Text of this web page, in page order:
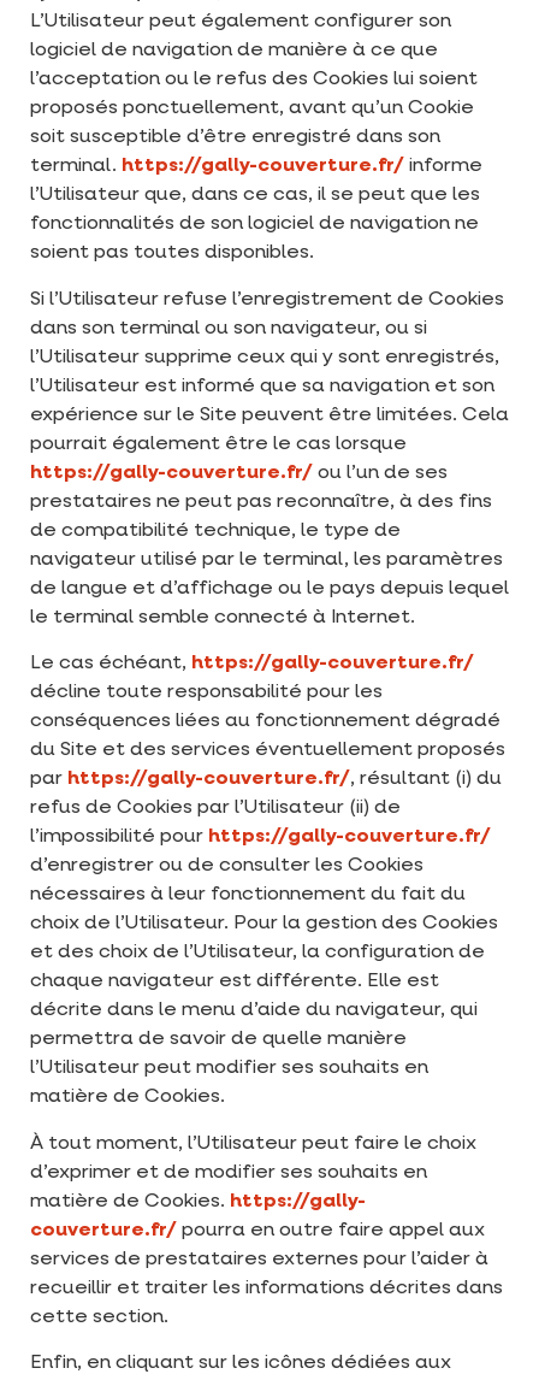
L’Utilisateur peut également configurer son
logiciel de navigation de manière à ce que
l’acceptation ou le refus des Cookies lui soient
proposés ponctuellement, avant qu’un Cookie
soit susceptible d’être enregistré dans son
terminal. https://gally-couverture.fr/ informe
l’Utilisateur que, dans ce cas, il se peut que les
fonctionnalités de son logiciel de navigation ne
soient pas toutes disponibles.
Si l’Utilisateur refuse l’enregistrement de Cookies
dans son terminal ou son navigateur, ou si
l’Utilisateur supprime ceux qui y sont enregistrés,
l’Utilisateur est informé que sa navigation et son
expérience sur le Site peuvent être limitées. Cela
pourrait également être le cas lorsque
https://gally-couverture.fr/ ou l’un de ses
prestataires ne peut pas reconnaître, à des fins
de compatibilité technique, le type de
navigateur utilisé par le terminal, les paramètres
de langue et d’affichage ou le pays depuis lequel
le terminal semble connecté à Internet.
Le cas échéant, https://gally-couverture.fr/
décline toute responsabilité pour les
conséquences liées au fonctionnement dégradé
du Site et des services éventuellement proposés
par https://gally-couverture.fr/, résultant (i) du
refus de Cookies par l’Utilisateur (ii) de
l’impossibilité pour https://gally-couverture.fr/
d’enregistrer ou de consulter les Cookies
nécessaires à leur fonctionnement du fait du
choix de l’Utilisateur. Pour la gestion des Cookies
et des choix de l’Utilisateur, la configuration de
chaque navigateur est différente. Elle est
décrite dans le menu d’aide du navigateur, qui
permettra de savoir de quelle manière
l’Utilisateur peut modifier ses souhaits en
matière de Cookies.
À tout moment, l’Utilisateur peut faire le choix
d’exprimer et de modifier ses souhaits en
matière de Cookies. https://gally-
couverture.fr/ pourra en outre faire appel aux
services de prestataires externes pour l’aider à
recueillir et traiter les informations décrites dans
cette section.
Enfin, en cliquant sur les icônes dédiées aux